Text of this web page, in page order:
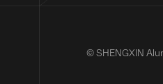
© SHENGXIN